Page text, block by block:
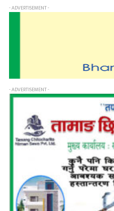
- ADVERTISEMENT -
- ADVERTISEMENT -